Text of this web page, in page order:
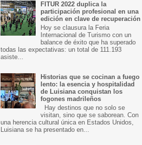
FITUR 2022 duplica la
participación profesional en una
edición en clave de recuperación
Hoy se clausura la Feria
Internacional de Turismo con un
balance de éxito que ha superado
todas las expectativas: un total de 111.193
asiste...
Historias que se cocinan a fuego
lento: la esencia y hospitalidad
de Luisiana conquistan los
fogones madrileños
Hay destinos que no solo se
visitan, sino que se saborean. Con
una herencia cultural única en Estados Unidos,
Luisiana se ha presentado en...